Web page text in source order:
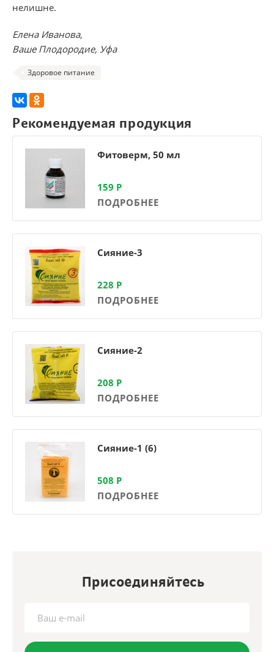
нелишне.
Елена Иванова,
Ваше Плодородие, Уфа
Здоровое питание
Рекомендуемая продукция
Фитоверм, 50 мл
159 Р
ПОДРОБНЕЕ
Сияние-3
228 Р
ПОДРОБНЕЕ
Сияние-2
208 Р
ПОДРОБНЕЕ
Сияние-1 (6)
508 Р
ПОДРОБНЕЕ
Присоединяйтесь